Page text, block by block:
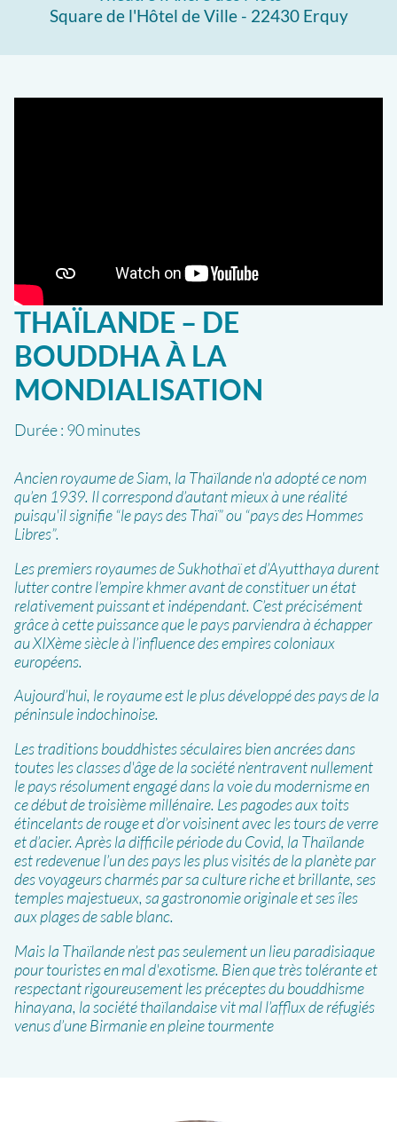
Square de l'Hôtel de Ville - 22430 Erquy
THAÏLANDE – DE
BOUDDHA À LA
MONDIALISATION
Durée : 90 minutes
Ancien royaume de Siam, la Thaïlande n'a adopté ce nom
qu’en 1939. Il correspond d’autant mieux à une réalité
puisqu'il signifie “le pays des Thaï” ou “pays des Hommes
Libres”.
Les premiers royaumes de Sukhothaï et d’Ayutthaya durent
lutter contre l’empire khmer avant de constituer un état
relativement puissant et indépendant. C’est précisément
grâce à cette puissance que le pays parviendra à échapper
au XIXème siècle à l’influence des empires coloniaux
européens.
Aujourd’hui, le royaume est le plus développé des pays de la
péninsule indochinoise.
Les traditions bouddhistes séculaires bien ancrées dans
toutes les classes d'âge de la société n’entravent nullement
le pays résolument engagé dans la voie du modernisme en
ce début de troisième millénaire. Les pagodes aux toits
étincelants de rouge et d’or voisinent avec les tours de verre
et d’acier. Après la difficile période du Covid, la Thaïlande
est redevenue l’un des pays les plus visités de la planète par
des voyageurs charmés par sa culture riche et brillante, ses
temples majestueux, sa gastronomie originale et ses îles
aux plages de sable blanc.
Mais la Thaïlande n’est pas seulement un lieu paradisiaque
pour touristes en mal d'exotisme. Bien que très tolérante et
respectant rigoureusement les préceptes du bouddhisme
hinayana, la société thaïlandaise vit mal l’afflux de réfugiés
venus d’une Birmanie en pleine tourmente